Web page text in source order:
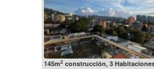
145m2construcción, 3